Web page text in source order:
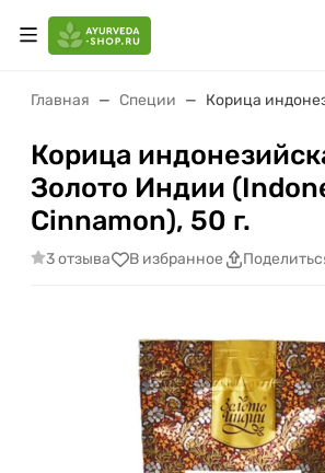
Главная Специи Корица
Корица
Золото Индии
Cinnamon), 50 г.
3 отзыва В избранное